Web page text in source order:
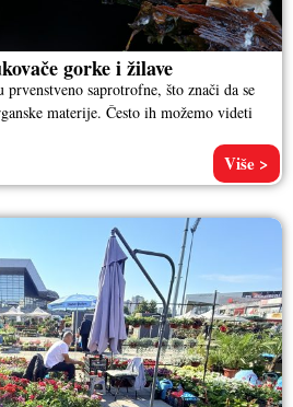
gorke i žilave
saprotrofne, što znači da se
materije. Često ih možemo videti
Više >